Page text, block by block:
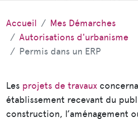
Accueil
Mes Démarches
Autorisations d'urbanisme
Permis dans un ERP
Les projets de travaux
établissement recevant du
construction, l’aménagement